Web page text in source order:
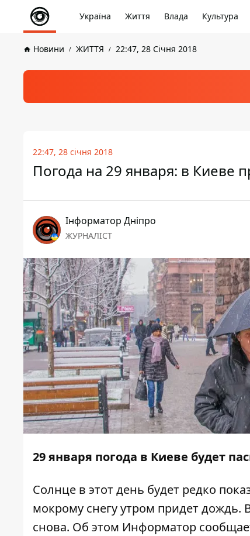
Україна Життя Влада Культура
Новини ЖИТТЯ 22:47, 28 Січня 2018
22:47, 28 січня 2018
Погода на 29 января: в Киеве
Інформатор Дніпро
ЖУРНАЛІСТ
29 января погода в Киеве будет
Солнце в этот день будет редко
мокрому снегу утром придет дождь.
снова. Об этом Информатор